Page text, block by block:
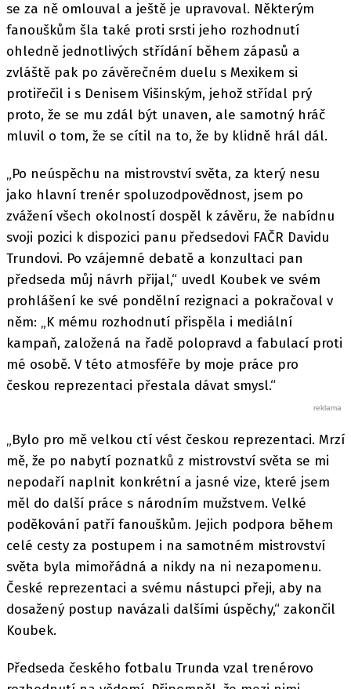
se za ně omlouval a ještě je upravoval. Některým
fanouškům šla také proti srsti jeho rozhodnutí
ohledně jednotlivých střídání během zápasů a
zvláště pak po závěrečném duelu s Mexikem si
protiřečil i s Denisem Višinským, jehož střídal prý
proto, že se mu zdál být unaven, ale samotný hráč
mluvil o tom, že se cítil na to, že by klidně hrál dál.
„Po neúspěchu na mistrovství světa, za který nesu
jako hlavní trenér spoluzodpovědnost, jsem po
zvážení všech okolností dospěl k závěru, že nabídnu
svoji pozici k dispozici panu předsedovi FAČR Davidu
Trundovi. Po vzájemné debatě a konzultaci pan
předseda můj návrh přijal,“ uvedl Koubek ve svém
prohlášení ke své pondělní rezignaci a pokračoval v
něm: „K mému rozhodnutí přispěla i mediální
kampaň, založená na řadě polopravd a fabulací proti
mé osobě. V této atmosféře by moje práce pro
českou reprezentaci přestala dávat smysl.“
„Bylo pro mě velkou ctí vést českou reprezentaci. Mrzí
mě, že po nabytí poznatků z mistrovství světa se mi
nepodaří naplnit konkrétní a jasné vize, které jsem
měl do další práce s národním mužstvem. Velké
poděkování patří fanouškům. Jejich podpora během
celé cesty za postupem i na samotném mistrovství
světa byla mimořádná a nikdy na ni nezapomenu.
České reprezentaci a svému nástupci přeji, aby na
dosažený postup navázali dalšími úspěchy,“ zakončil
Koubek.
Předseda českého fotbalu Trunda vzal trenérovo